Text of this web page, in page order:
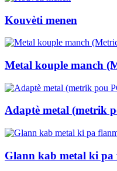
Kouvèti menen
Metal kouple manch
Adaptè metal (metrik
Glann kab metal ki pa